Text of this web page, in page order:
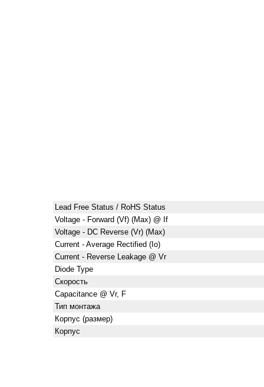
Lead Free Status / RoHS Status
Voltage - Forward (Vf) (Max) @ If
Voltage - DC Reverse (Vr) (Max)
Current - Average Rectified (Io)
Current - Reverse Leakage @ Vr
Diode Type
Скорость
Capacitance @ Vr, F
Тип монтажа
Корпус (размер)
Корпус